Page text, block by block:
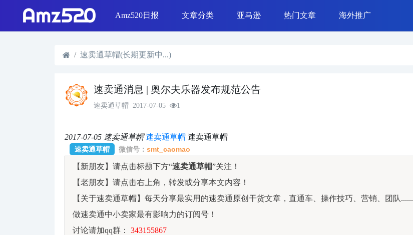
Amz520日报 文章分类 亚马逊 热门文章 海外推广
速卖通草帽(长期更新中...)
速卖通消息 | 奥尔夫乐器发布规范公告
速卖通草帽 2017-07-05 1
2017-07-05 速卖通草帽 速卖通草帽 速卖通草帽
速卖通草帽 微信号： smt_caomao
【新朋友】请点击标题下方“速卖通草帽”关注！
【老朋友】请点击右上角，转发或分享本文内容！
【关于速卖通草帽】每天分享最实用的速卖通原创干货文章，直通车、操作技巧、营销、团队......
做速卖通中小卖家最有影响力的订阅号！
讨论请加qq群：
343155867